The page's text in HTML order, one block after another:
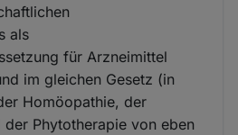
als
für Arzneimittel
im gleichen Gesetz (in
Homöopathie, der
Phytotherapie von eben